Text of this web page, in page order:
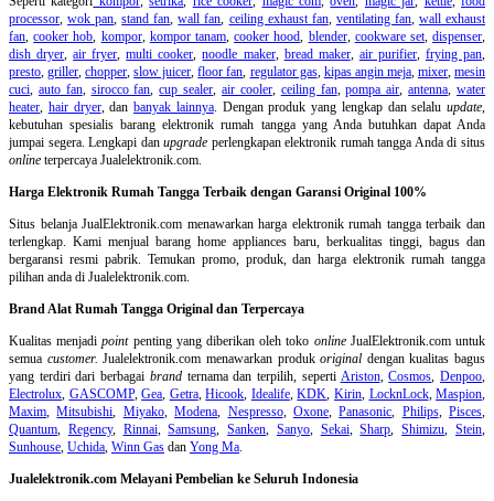
processor,wok pan,stand fan,wall fan, ceiling exhaust fan, ventilating fan, wall exhaust
fan,cooker hob, kompor, kompor tanam,cooker hood, blender, cookware set,dispenser,
dish dryer,air fryer,multi cooker,noodle maker, bread maker, air purifier, frying pan,
presto,griller,chopper,slow juicer,floor fan, regulator gas, kipas angin meja, mixer,mesin
cuci, auto fan, sirocco fan,cup sealer,air cooler, ceiling fan,pompa air,antenna,water
heater, hair dryer, dan banyak lainnya. Dengan produk yang lengkap dan selalu update,
kebutuhan spesialis barang elektronik rumah tangga yang Anda butuhkan dapat Anda
jumpai segera. Lengkapi danupgrade perlengkapan elektronik rumah tangga Anda di situs
online terpercaya Jualelektronik.com.
Harga Elektronik Rumah Tangga Terbaik dengan Garansi Original 100%
Situs belanjaJualElektronik.com menawarkan harga elektronik rumah tangga terbaik dan
terlengkap. Kami menjual barang home appliances baru, berkualitas tinggi, bagus dan
bergaransi resmi pabrik. Temukan promo, produk, dan harga elektronik rumah tangga
pilihan anda di Jualelektronik.com.
Brand Alat Rumah Tangga Original dan Terpercaya
Kualitas menjadipointpenting yang diberikan oleh toko onlineJualElektronik.com untuk
semua customer. Jualelektronik.com menawarkan produkoriginal dengan kualitas bagus
yang terdiri dari berbagai brandternama dan terpilih, seperti Ariston,Cosmos,Denpoo,
Electrolux, GASCOMP,Gea, Getra,Hicook, Idealife,KDK, Kirin, LocknLock,Maspion,
Maxim,Mitsubishi, Miyako,Modena, Nespresso, Oxone,Panasonic, Philips, Pisces,
Quantum, Regency, Rinnai,Samsung,Sanken, Sanyo, Sekai,Sharp,Shimizu,Stein,
Sunhouse, Uchida, Winn Gas dan Yong Ma.
Jualelektronik.com Melayani Pembelian ke Seluruh Indonesia